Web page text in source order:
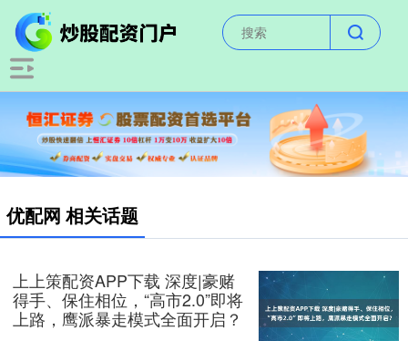
优配网 相关话题
上上策配资APP下载 深度|豪赌
得手、保住相位，“高市2.0”即将
上路，鹰派暴走模式全面开启？